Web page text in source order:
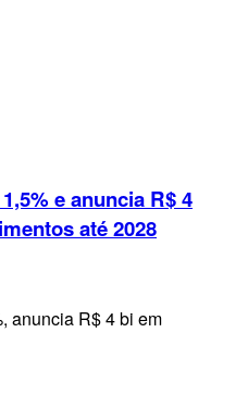
e anuncia R$ 4
até 2028
anuncia R$ 4 bi em